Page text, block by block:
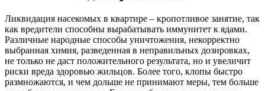
Ликвидация насекомых в квартире – кропотливое занятие, так
как вредители способны вырабатывать иммунитет к ядами.
Различные народные способы уничтожения, некорректно
выбранная химия, разведенная в неправильных дозировках,
не только не даст положительного результата, но и увеличит
риски вреда здоровью жильцов. Более того, клопы быстро
размножаются, и чем дольше не принимают меры, тем больше